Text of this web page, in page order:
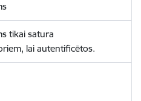
tikai satura
lai autentificētos.